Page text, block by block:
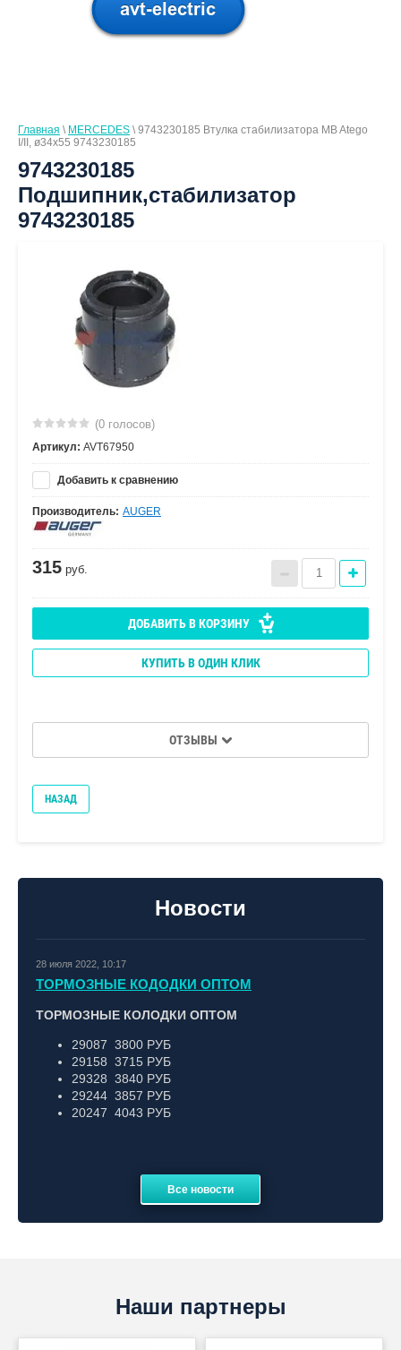
Новости
28 июля 2022, 10:17
ТОРМОЗНЫЕ КОДОДКИ ОПТОМ
ТОРМОЗНЫЕ КОЛОДКИ ОПТОМ
29087 3800 РУБ
29158 3715 РУБ
29328 3840 РУБ
29244 3857 РУБ
20247 4043 РУБ
Все новости
Главная \ MERCEDES \ 9743230185 Втулка стабилизатора MB Atego
I/II, ø34x55 9743230185
9743230185
Подшипник,стабилизатор
9743230185
(0 голосов)
Артикул: AVT67950
Добавить к сравнению
Производитель: AUGER
315 руб.
ДОБАВИТЬ В КОРЗИНУ
КУПИТЬ В ОДИН КЛИК
ОТЗЫВЫ
НАЗАД
Наши партнеры